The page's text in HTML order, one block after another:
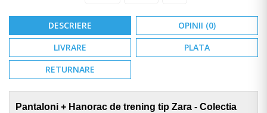
DESCRIERE
OPINII (0)
LIVRARE
PLATA
RETURNARE
Pantaloni + Hanorac de trening tip Zara - Colectia